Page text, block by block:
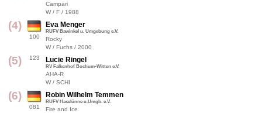
Campari
W / F / 1988
(4)
100
Eva Menger
RUFV Bawinkel u. Umgebung e.V.
Rocky
W / Fuchs / 2000
(5) 123 Lucie Ringel
RV Falkenhof Bochum-Witten e.V.
AHA-R
W / SCHI
(6)
081
Robin Wilhelm Temmen
RUFV Haselünne u.Umgb. e.V.
Fire and Ice